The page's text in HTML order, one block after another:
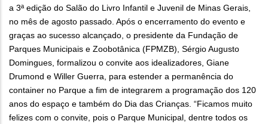
a 3ª edição do Salão do Livro Infantil e Juvenil de Minas Gerais,
no mês de agosto passado. Após o encerramento do evento e
graças ao sucesso alcançado, o presidente da Fundação de
Parques Municipais e Zoobotânica (FPMZB), Sérgio Augusto
Domingues, formalizou o convite aos idealizadores, Giane
Drumond e Willer Guerra, para estender a permanência do
container no Parque a fim de integrarem a programação dos 120
anos do espaço e também do Dia das Crianças. “Ficamos muito
felizes com o convite, pois o Parque Municipal, dentre todos os